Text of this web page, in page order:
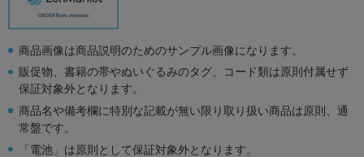
商品画像は商品説明のためのサンプル画像になります。
販促物、書籍の帯やぬいぐるみのタグ、コード類は原則付属せず
保証対象外となります。
商品名や備考欄に特別な記載が無い限り取り扱い商品は原則、通
常盤です。
「電池」は原則として保証対象外となります。